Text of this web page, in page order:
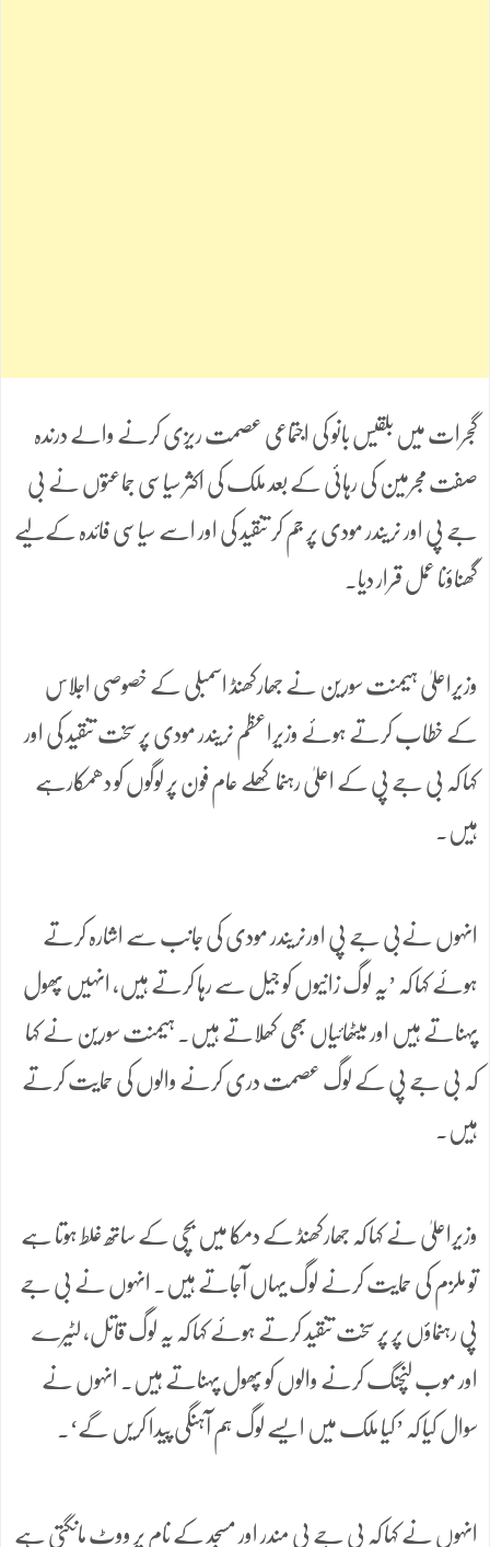
گجرات میں بلقیس بانو کی اجتماعی عصمت ریزی کرنے والے درندہ
صفت مجرمین کی رہائی کے بعد ملک کی اکثر سیاسی جماعتوں نے بی
جے پی اور نریندر مودی پر جم کر تنقید کی اور اسے سیاسی فائدہ کےلیے
گھناؤنا عمل قرار دیا۔
وزیراعلیٰ ہیمنت سورین نے جھارکھنڈ اسمبلی کے خصوصی اجلاس
کے خطاب کرتے ہوئے وزیراعظم نریندر مودی پر سخت تنقید کی اور
کہا کہ بی جے پی کے اعلیٰ رہنما کھلے عام فون پر لوگوں کو دھمکارہے
ہیں۔
انہوں نےبی جے پی اورنریندر مودی کی جانب سے اشارہ کرتے
ہوئے کہا کہ ’یہ لوگ زانیوں کو جیل سے رہا کرتے ہیں، انہیں پھول
پہناتے ہیں اور میٹھائیاں بھی کھلاتے ہیں۔ ہیمنت سورین نے کہا
کہ بی جے پی کے لوگ عصمت دری کرنے والوں کی حمایت کرتے
ہیں۔
وزیراعلیٰ نے کہا کہ جھارکھنڈ کے دمکا میں بچی کے ساتھ غلط ہوتا ہے
تو ملزم کی حمایت کرنے لوگ یہاں آجاتے ہیں۔ انہوں نے بی جے
پی رہنماؤں پر پر سخت تنقید کرتے ہوئے کہا کہ یہ لوگ قاتل، لٹیرے
اور موب لنچنگ کرنے والوں کو پھول پہناتے ہیں۔ انہوں نے
سوال کیا کہ ’کیا ملک میں ایسے لوگ ہم آہنگی پیدا کریں گے‘۔
انہوں نے کہا کہ بی جے پی مندر اور مسجد کے نام پر ووٹ مانگتی ہے